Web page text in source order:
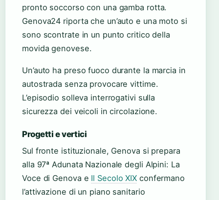
pronto soccorso con una gamba rotta.
Genova24 riporta che un’auto e una moto si
sono scontrate in un punto critico della
movida genovese.
Un’auto ha preso fuoco durante la marcia in
autostrada senza provocare vittime.
L’episodio solleva interrogativi sulla
sicurezza dei veicoli in circolazione.
Progetti e vertici
Sul fronte istituzionale, Genova si prepara
alla 97ª Adunata Nazionale degli Alpini: La
Voce di Genova e Il Secolo XIX confermano
l’attivazione di un piano sanitario